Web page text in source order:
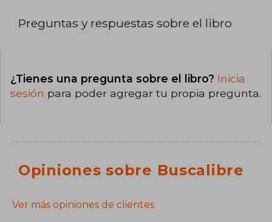
Preguntas y respuestas sobre el libro
¿Tienes una pregunta sobre el libro? Inicia
sesión para poder agregar tu propia pregunta.
Opiniones sobre Buscalibre
Ver más opiniones de clientes